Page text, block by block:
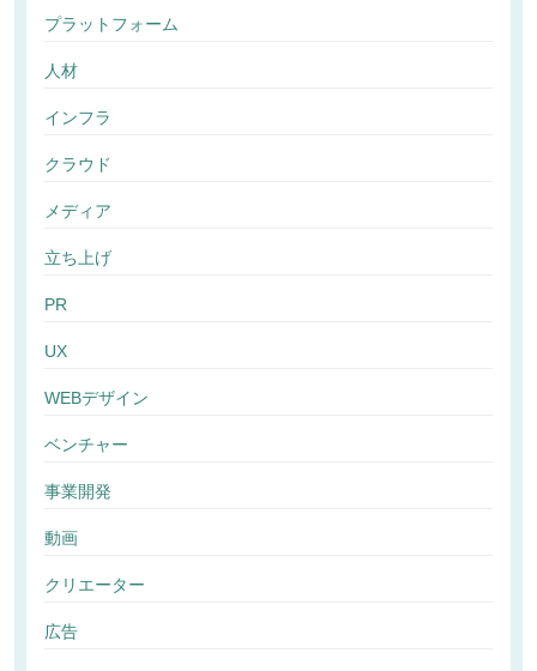
プラットフォーム
人材
インフラ
クラウド
メディア
立ち上げ
PR
UX
WEBデザイン
ベンチャー
事業開発
動画
クリエーター
広告